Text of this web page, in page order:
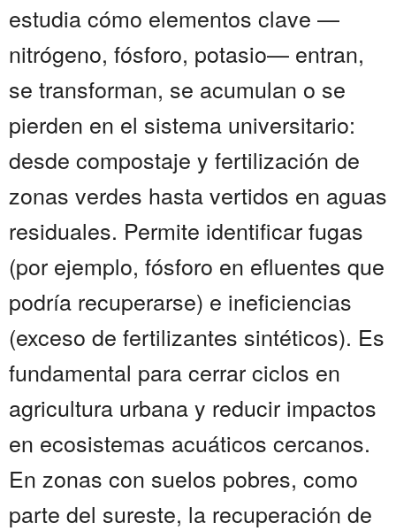
estudia cómo elementos clave —
nitrógeno, fósforo, potasio— entran,
se transforman, se acumulan o se
pierden en el sistema universitario:
desde compostaje y fertilización de
zonas verdes hasta vertidos en aguas
residuales. Permite identificar fugas
(por ejemplo, fósforo en efluentes que
podría recuperarse) e ineficiencias
(exceso de fertilizantes sintéticos). Es
fundamental para cerrar ciclos en
agricultura urbana y reducir impactos
en ecosistemas acuáticos cercanos.
En zonas con suelos pobres, como
parte del sureste, la recuperación de